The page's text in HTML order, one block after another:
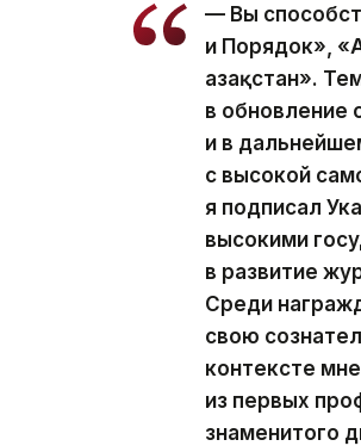
— Вы
и Порядок»,
Қазақстан».
в обновление
и в
с высокой
я подписал
высокими
в развитие
Среди
свою
контексте
из первых
знаменитого